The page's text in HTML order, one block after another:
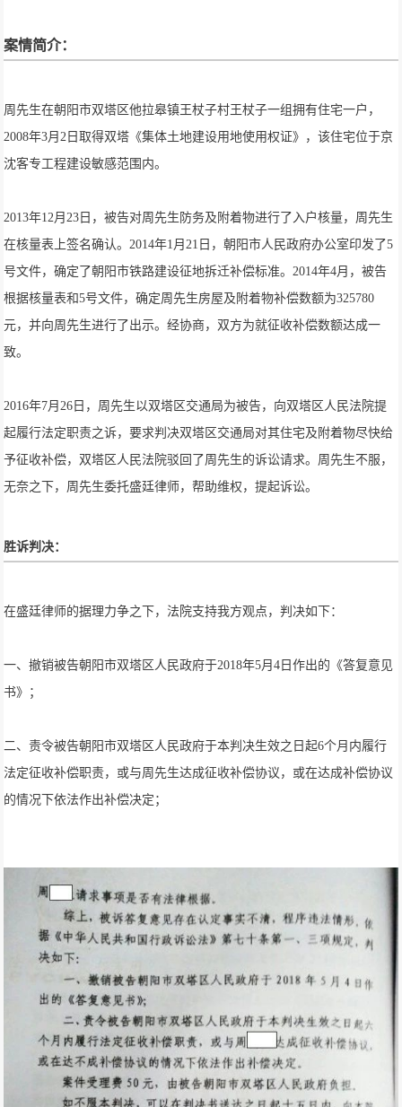
案情简介：
周先生在朝阳市双塔区他拉皋镇王杖子村王杖子一组拥有住宅一户，
2008年3月2日取得双塔《集体土地建设用地使用权证》，该住宅位于京
沈客专工程建设敏感范围内。
2013年12月23日，被告对周先生防务及附着物进行了入户核量，周先生
在核量表上签名确认。2014年1月21日，朝阳市人民政府办公室印发了5
号文件，确定了朝阳市铁路建设征地拆迁补偿标准。2014年4月，被告
根据核量表和5号文件，确定周先生房屋及附着物补偿数额为325780
元，并向周先生进行了出示。经协商，双方为就征收补偿数额达成一
致。
2016年7月26日，周先生以双塔区交通局为被告，向双塔区人民法院提
起履行法定职责之诉，要求判决双塔区交通局对其住宅及附着物尽快给
予征收补偿，双塔区人民法院驳回了周先生的诉讼请求。周先生不服，
无奈之下，周先生委托盛廷律师，帮助维权，提起诉讼。
胜诉判决：
在盛廷律师的据理力争之下，法院支持我方观点，判决如下：
一、撤销被告朝阳市双塔区人民政府于2018年5月4日作出的《答复意见
书》；
二、责令被告朝阳市双塔区人民政府于本判决生效之日起6个月内履行
法定征收补偿职责，或与周先生达成征收补偿协议，或在达成补偿协议
的情况下依法作出补偿决定；